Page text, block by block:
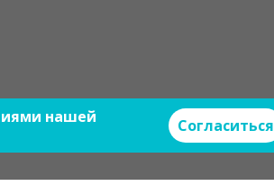
нашей
Согласиться